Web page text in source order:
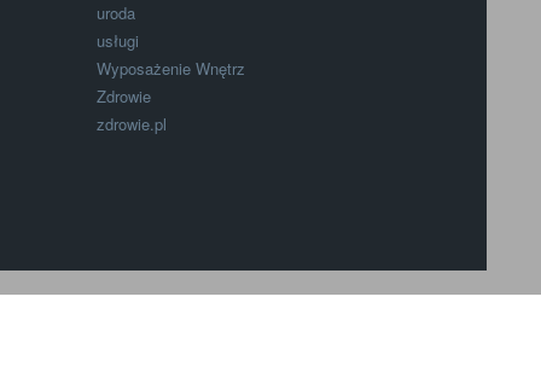
uroda
usługi
Wyposażenie Wnętrz
Zdrowie
zdrowie.pl